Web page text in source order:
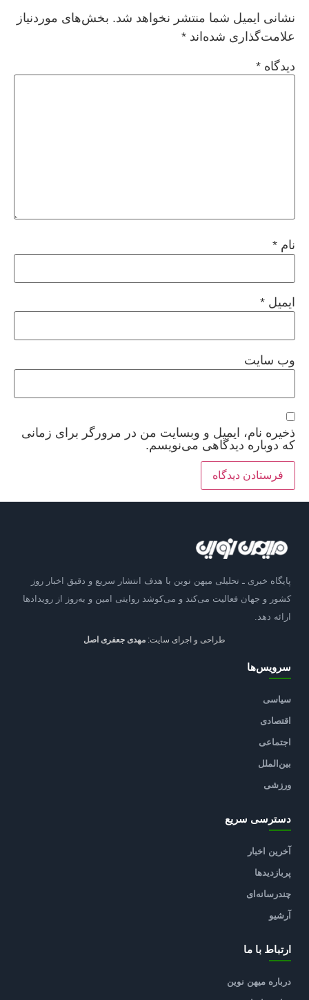
نشانی ایمیل شما منتشر نخواهد شد. بخش‌های موردنیاز
علامت‌گذاری شده‌اند *
دیدگاه *
نام *
ایمیل *
وب‌ سایت
ذخیره نام، ایمیل و وبسایت من در مرورگر برای زمانی
که دوباره دیدگاهی می‌نویسم.
پایگاه خبری ـ تحلیلی میهن نوین با هدف انتشار سریع و دقیق اخبار روز
کشور و جهان فعالیت می‌کند و می‌کوشد روایتی امین و به‌روز از رویدادها
ارائه دهد.
طراحی و اجرای سایت: مهدی جعفری اصل
سرویس‌ها
سیاسی
اقتصادی
اجتماعی
بین‌الملل
ورزشی
دسترسی سریع
آخرین اخبار
پربازدیدها
چندرسانه‌ای
آرشیو
ارتباط با ما
درباره میهن نوین